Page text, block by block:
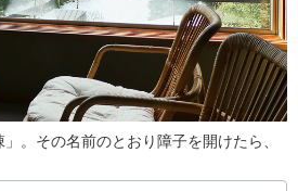
。その名前のとおり障子を開けたら、